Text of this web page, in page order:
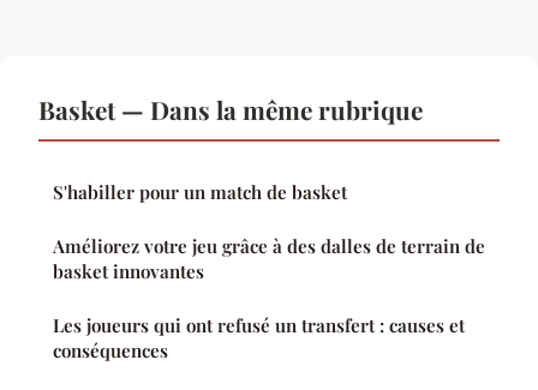
Basket — Dans la même rubrique
S'habiller pour un match de basket
Améliorez votre jeu grâce à des dalles de terrain de
basket innovantes
Les joueurs qui ont refusé un transfert : causes et
conséquences